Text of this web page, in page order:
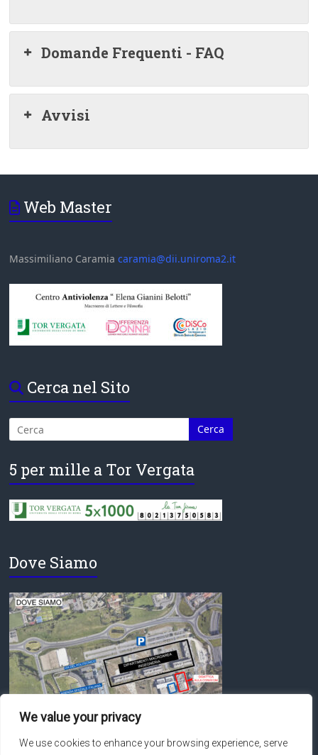
We value your privacy
We use cookies to enhance your browsing experience, serve
Domande Frequenti - FAQ
Avvisi
Web Master
Massimiliano Caramiacaramia@dii.uniroma2.it
Cerca nel Sito
5 per mille a Tor Vergata
Dove Siamo